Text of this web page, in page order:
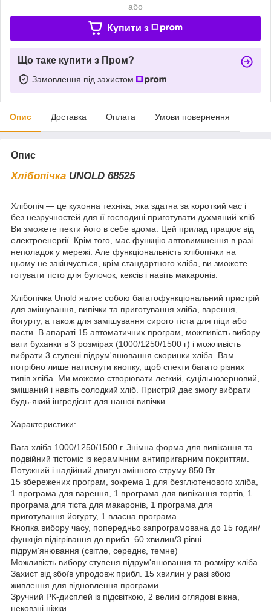
або
Купити з
Що таке купити з Пром?
Замовлення під захистом
Опис Доставка Оплата Умови повернення
Опис
Хлібопічка UNOLD 68525
Хлібопіч — це кухонна техніка, яка здатна за короткий час і
без незручностей для її господині приготувати духмяний хліб.
Ви зможете пекти його в себе вдома. Цей прилад працює від
електроенергії. Крім того, має функцію автовимкнення в разі
неполадок у мережі. Але функціональність хлібопічки на
цьому не закінчується, крім стандартного хліба, ви зможете
готувати тісто для булочок, кексів і навіть макаронів.
Хлібопічка Unold являє собою багатофункціональний пристрій
для змішування, випічки та приготування хліба, варення,
йогурту, а також для замішування сирого тіста для піци або
пасти. В апараті 15 автоматичних програм, можливість вибору
ваги буханки в 3 розмірах (1000/1250/1500 г) і можливість
вибрати 3 ступені підрум'янювання скоринки хліба. Вам
потрібно лише натиснути кнопку, щоб спекти багато різних
типів хліба. Ми можемо створювати легкий, суцільнозерновий,
змішаний і навіть солодкий хліб. Пристрій дає змогу вибрати
будь-який інгредієнт для нашої випічки.
Характеристики:
Вага хліба 1000/1250/1500 г. Знімна форма для випікання та
подвійний тістоміс із керамічним антипригарним покриттям.
Потужний і надійний двигун змінного струму 850 Вт.
15 збережених програм, зокрема 1 для безглютенового хліба,
1 програма для варення, 1 програма для випікання тортів, 1
програма для тіста для макаронів, 1 програма для
приготування йогурту, 1 власна програма
Кнопка вибору часу, попередньо запрограмована до 15 годин/
функція підігрівання до прибл. 60 хвилин/3 рівні
підрум'янювання (світле, середнє, темне)
Можливість вибору ступеня підрум'янювання та розміру хліба.
Захист від збоїв упродовж прибл. 15 хвилин у разі збою
живлення для відновлення програми
Зручний РК-дисплей із підсвіткою, 2 великі оглядові вікна,
нековзні ніжки.